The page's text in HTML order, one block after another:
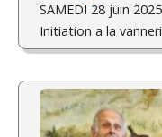
SAMEDI 28 juin
Initiation a la